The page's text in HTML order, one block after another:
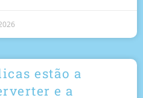
estão a
e a